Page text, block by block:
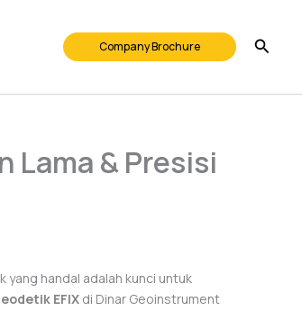
Company Brochure
Lama & Presisi
yang handal adalah kunci untuk
EFIX di Dinar Geoinstrument